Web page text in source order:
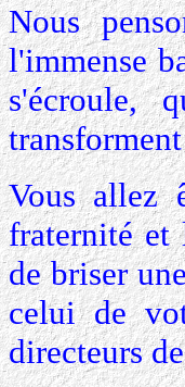
Nous
l'immense
s'écroule,
Vous allez
fraternité et
de briser
celui de
directeurs